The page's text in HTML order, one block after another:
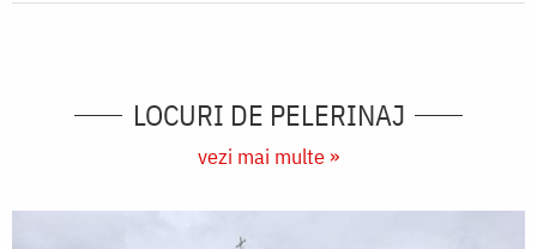
LOCURI DE PELERINAJ
vezi mai multe »